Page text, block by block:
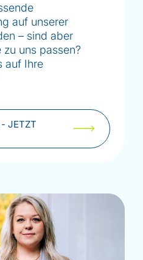
auf unserer
– sind aber
uns passen?
auf Ihre
JETZT